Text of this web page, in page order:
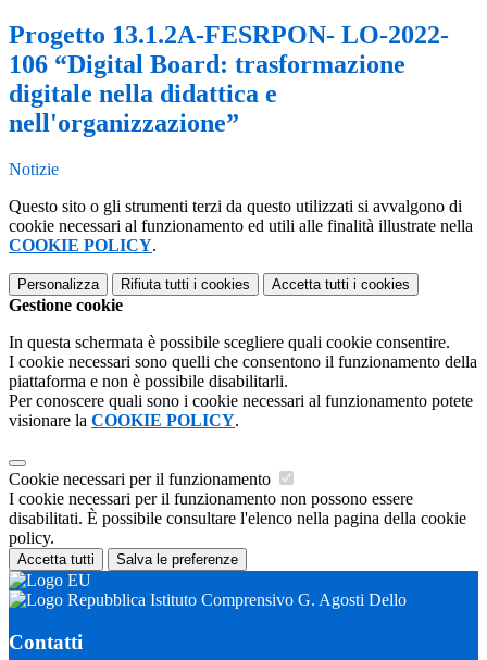
Progetto 13.1.2A-FESRPON- LO-2022-
106 “Digital Board: trasformazione
digitale nella didattica e
nell'organizzazione”
Notizie
Questo sito o gli strumenti terzi da questo utilizzati si avvalgono di
cookie necessari al funzionamento ed utili alle finalità illustrate nella
COOKIE POLICY.
Personalizza Rifiuta tutti i cookies Accetta tutti i cookies
Gestione cookie
In questa schermata è possibile scegliere quali cookie consentire.
I cookie necessari sono quelli che consentono il funzionamento della
piattaforma e non è possibile disabilitarli.
Per conoscere quali sono i cookie necessari al funzionamento potete
visionare la COOKIE POLICY.
Cookie necessari per il funzionamento
I cookie necessari per il funzionamento non possono essere
disabilitati. È possibile consultare l'elenco nella pagina della cookie
policy.
Accetta tutti Salva le preferenze
Istituto Comprensivo G. Agosti Dello
Contatti